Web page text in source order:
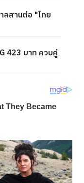
ลสานต่อ "ไทย
423 บาท ควบคู่